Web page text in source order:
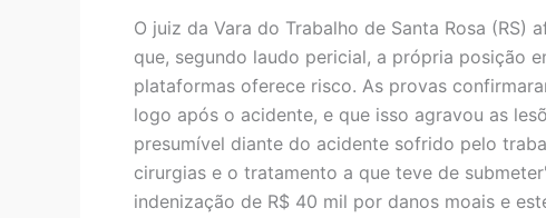
O juiz da Vara do Trabalho de Santa Rosa (RS)
que, segundo laudo pericial, a própria posição
plataformas oferece risco. As provas
logo após o acidente, e que isso agravou as
presumível diante do acidente sofrido pelo
cirurgias e o tratamento a que teve de
indenização de R$ 40 mil por danos moais e